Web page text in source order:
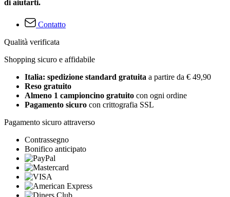
di aiutarti.
Contatto
Qualità verificata
Shopping sicuro e affidabile
Italia: spedizione standard gratuita a partire da € 49,90
Reso gratuito
Almeno 1 campioncino gratuito con ogni ordine
Pagamento sicuro con crittografia SSL
Pagamento sicuro attraverso
Contrassegno
Bonifico anticipato